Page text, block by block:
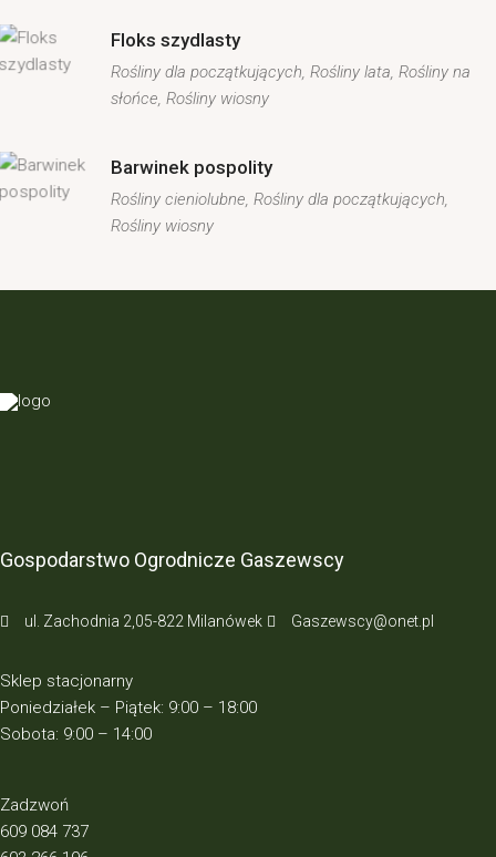
Floks szydlasty
Rośliny dla początkujących Rośliny lata Rośliny na
słońce Rośliny wiosny
Barwinek pospolity
Rośliny cieniolubne Rośliny dla początkujących
Rośliny wiosny
Gospodarstwo Ogrodnicze Gaszewscy
ul. Zachodnia 2,05-822 Milanówek Gaszewscy@onet.pl
Sklep stacjonarny
Poniedziałek – Piątek: 9:00 – 18:00
Sobota: 9:00 – 14:00
Zadzwoń
609 084 737